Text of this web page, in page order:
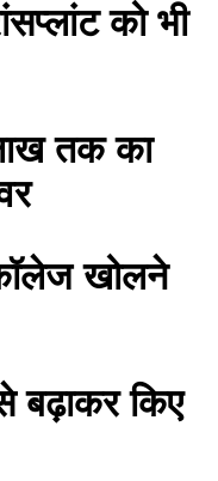
को भी
तक का
खोलने
बढ़ाकर किए